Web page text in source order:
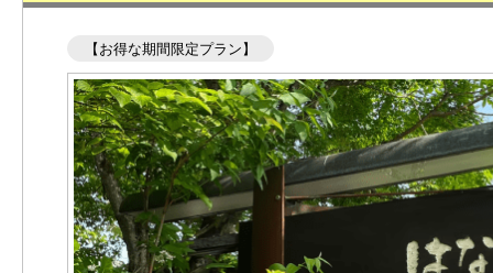
【お得な期間限定プラン】